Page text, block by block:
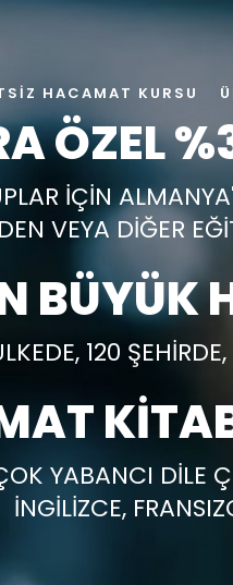
ÖZEL
İÇİN
VEYA DİĞER
BÜYÜK
120
YABANCI DİLE
İNGİLİZCE,
HACAMAT KURSU